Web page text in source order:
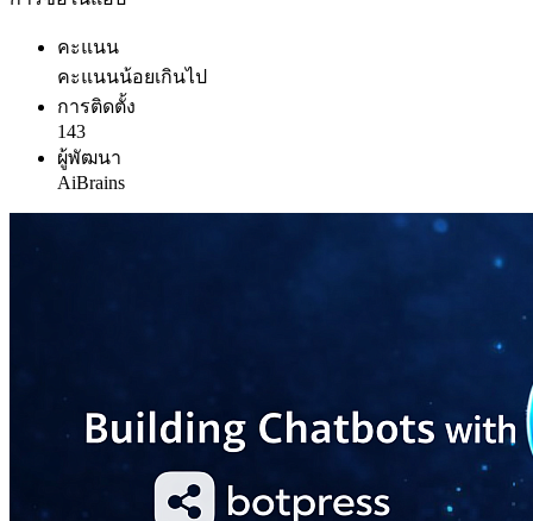
คะแนน
คะแนนน้อยเกินไป
การติดตั้ง
143
ผู้พัฒนา
AiBrains